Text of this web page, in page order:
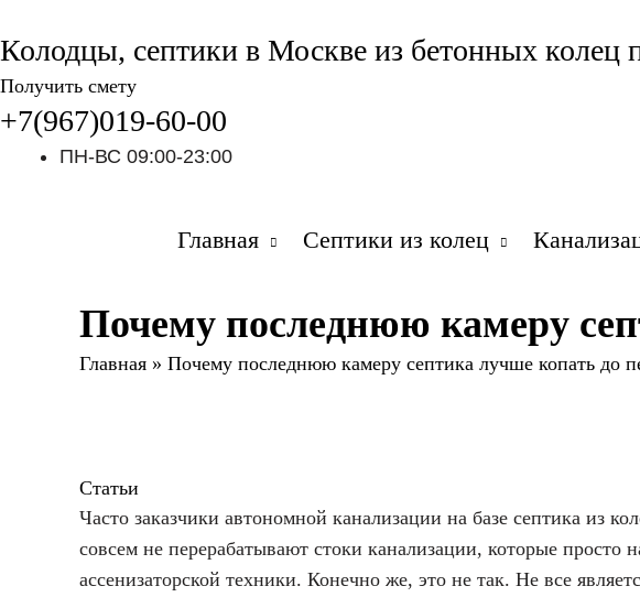
Колодцы, септики в Москве из бетонных колец
Получить смету
+7(967)019-60-00
ПН-ВС 09:00-23:00
Главная Септики из колец
Почему последнюю камеру
Главная » Почему последнюю камеру септика лучше копать до
Статьи
Часто заказчики автономной канализации на базе септика из
совсем не перерабатывают стоки канализации, которые
ассенизаторской техники. Конечно же, это не так. Не все